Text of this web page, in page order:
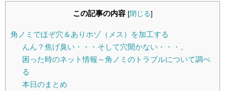
この記事の内容 [閉じる]
角ノミでほぞ穴＆ありホゾ（メス）を加工する
んん？焦げ臭い・・・そして穴開かない・・・。
困った時のネット情報～角ノミのトラブルについて調べ
る
本日のまとめ